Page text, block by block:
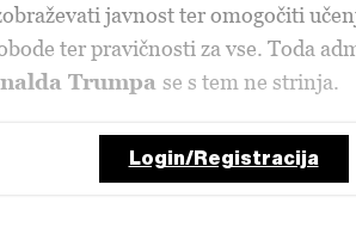
javnost ter omogočiti
ter pravičnosti za vse. Toda
Trumpa se s tem ne strinja.
Login/Registracija